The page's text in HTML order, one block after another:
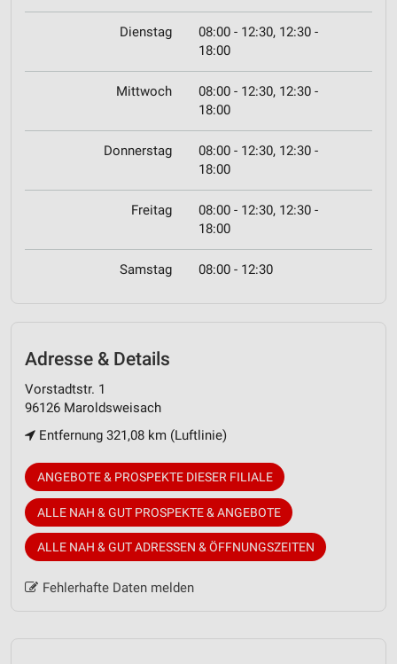
Dienstag
08:00 - 12:30, 12:30 -
18:00
Mittwoch
08:00 - 12:30, 12:30 -
18:00
Donnerstag
08:00 - 12:30, 12:30 -
18:00
Freitag
08:00 - 12:30, 12:30 -
18:00
Samstag 08:00 - 12:30
Adresse & Details
Vorstadtstr. 1
96126 Maroldsweisach
Entfernung 321,08 km (Luftlinie)
ANGEBOTE & PROSPEKTE DIESER FILIALE
ALLE NAH & GUT PROSPEKTE & ANGEBOTE
ALLE NAH & GUT ADRESSEN & ÖFFNUNGSZEITEN
Fehlerhafte Daten melden